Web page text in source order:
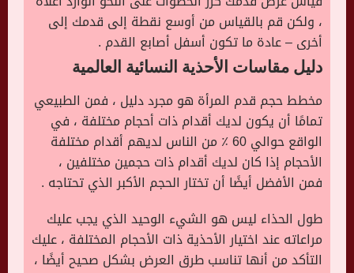
، ولكن قم بالقياس من أوسع نقطة إلى قدمك إلى
أخرى – عادة ما تكون أسفل أصابع القدم .
دليل مقاسات الأحذية النسائية العالمية
مخطط حجم قدم المرأة هو مجرد دليل ، فمن الطبيعي
تمامًا أن يكون لديك أقدام ذات أحجام مختلفة ، في
الواقع حوالي 60 ٪ من الناس لديهم أقدام مختلفة
الأحجام إذا كان لديك أقدام ذات حجمين مختلفين ،
فمن الأفضل أيضًا أن تختار الحجم الأكبر الذي تحتاجه .
طول الحذاء ليس هو الشيء الوحيد الذي يجب عليك
مراعاته عند اختيار الأحذية ذات الأحجام المختلفة ، عليك
التأكد من أنها تناسب طرق العرض بشكل صحيح أيضًا ،